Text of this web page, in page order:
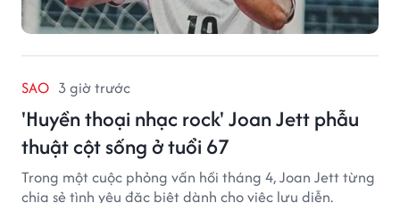
SAO 3 giờ trước
'Huyền thoại nhạc rock' Joan Jett phẫu
thuật cột sống ở tuổi 67
Trong một cuộc phỏng vấn hồi tháng 4, Joan Jett từng
chia sẻ tình yêu đặc biệt dành cho việc lưu diễn.